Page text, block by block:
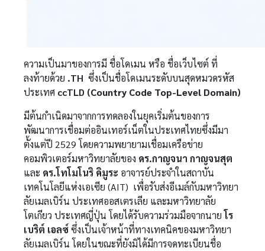
ความเป็นมาของการมี ชื่อโดเมน หรือ ชื่อเว็บไซต์ ที่
ลงท้ายด้วย .TH ซึ่งเป็นชื่อโดเมนระดับบนสุดหมวดรหัส
ประเทศ ccTLD (Country Code Top-Level Domain)
มีต้นกำเนิดมาจากการทดลองในยุคเริ่มต้นของการ
พัฒนาการเชื่อมต่ออินเทอร์เน็ตในประเทศไทยซึ่งมีมา
ตั้งแต่ปี 2529 โดยความพยายามเชื่อมเครือข่าย
คอมพิวเตอร์มหาวิทยาลัยของ ดร.กาญจนา กาญจนสุต
และ ดร.โทโมโนริ คิมูระ อาจารย์ประจำในสถาบัน
เทคโนโลยีแห่งเอเซีย (AIT) เพื่อรับส่งอีเมล์กับมหาวิทยา
ลัยเมลเบิร์น ประเทศออสเตรเลีย และมหาวิทยาลัย
โตเกียว ประเทศญี่ปุ่น โดยได้รับความร่วมมือจากนายโร
เบริต์ เอลซ์ซึ่งเป็นเจ้าหน้าที่ทางเทคนิคของมหาวิทยา
ลัยเมลเบิร์น โดยในขณะที่ยังมิได้มีการจดทะเบียนชื่อ